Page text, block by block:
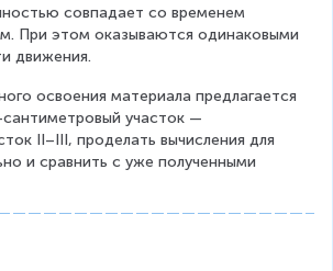
совпадает со временем
При этом оказываются одинаковыми
движения.
освоения материала предлагается
участок —
II–III, проделать вычисления для
и сравнить с уже полученными